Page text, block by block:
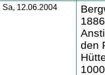
Sa, 12.06.2004
den